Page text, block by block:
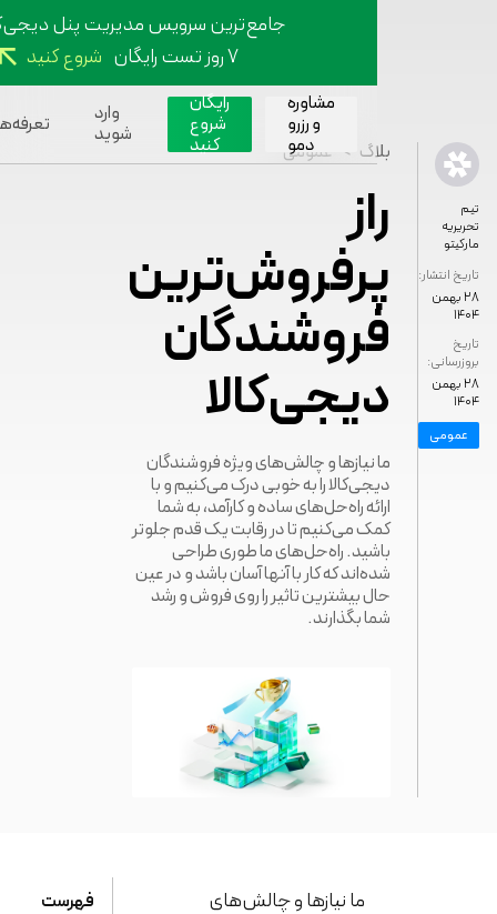
جامع‌ترین سرویس مدیریت پنل دیجی‌کالا
شروع کنید
دمو
رایگان
کنید شوید تعرفه‌ها
بلاگ عمومی
راز
پرفروش‌ترین
فروشندگان
دیجی‌کالا
ما نیاز‌ها و چالش‌های ویژه فروشندگان
دیجی‌کالا را به خوبی درک می‌کنیم و با
ارائه راه‌حل‌های ساده و کارآمد، به شما
کمک می‌کنیم تا در رقابت یک قدم جلوتر
باشید. راه‌حل‌های ما طوری طراحی
شده‌اند که کار با آنها آسان باشد و در عین
حال بیشترین تاثیر را روی فروش و رشد
شما بگذارند.
ما نیاز‌ها و چالش‌های